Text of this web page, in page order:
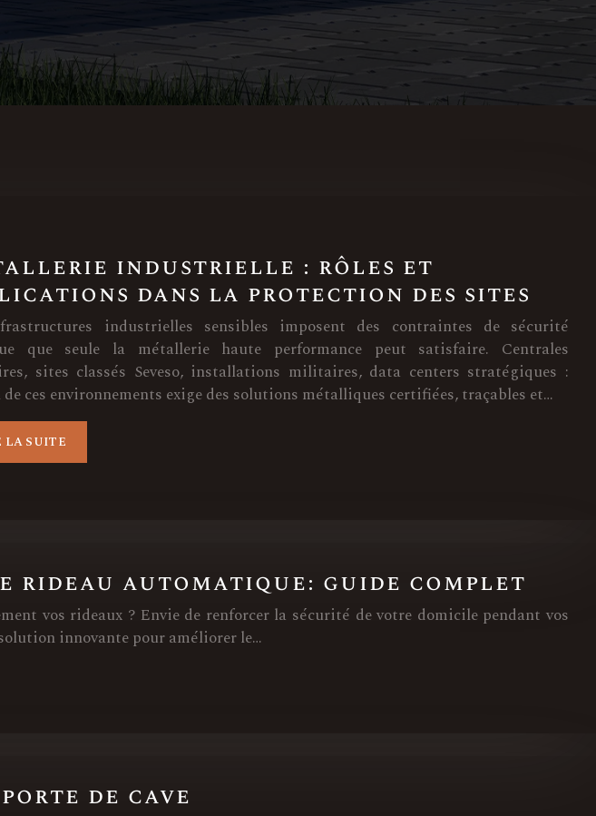
industrielle : rôles et
dans la protection des sites
industrielles sensibles imposent des contraintes de sécurité
que seule la métallerie haute performance peut satisfaire. Centrales
sites classés Seveso, installations militaires, data centers stratégiques :
de ces environnements exige des solutions métalliques certifiées, traçables et…
LA SUITE
rideau automatique: guide complet
vos rideaux ? Envie de renforcer la sécurité de votre domicile pendant vos
innovante pour améliorer le…
de cave